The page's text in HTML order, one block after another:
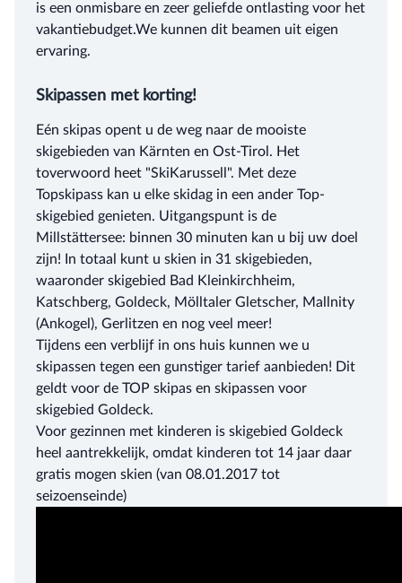
is een onmisbare en zeer geliefde ontlasting voor het
vakantiebudget.We kunnen dit beamen uit eigen
ervaring.
Skipassen met korting!
Eén skipas opent u de weg naar de mooiste
skigebieden van Kärnten en Ost-Tirol. Het
toverwoord heet "SkiKarussell". Met deze
Topskipass kan u elke skidag in een ander Top-
skigebied genieten. Uitgangspunt is de
Millstättersee: binnen 30 minuten kan u bij uw doel
zijn! In totaal kunt u skien in 31 skigebieden,
waaronder skigebied Bad Kleinkirchheim,
Katschberg, Goldeck, Mölltaler Gletscher, Mallnity
(Ankogel), Gerlitzen en nog veel meer!
Tijdens een verblijf in ons huis kunnen we u
skipassen tegen een gunstiger tarief aanbieden! Dit
geldt voor de TOP skipas en skipassen voor
skigebied Goldeck.
Voor gezinnen met kinderen is skigebied Goldeck
heel aantrekkelijk, omdat kinderen tot 14 jaar daar
gratis mogen skien (van 08.01.2017 tot
seizoenseinde)